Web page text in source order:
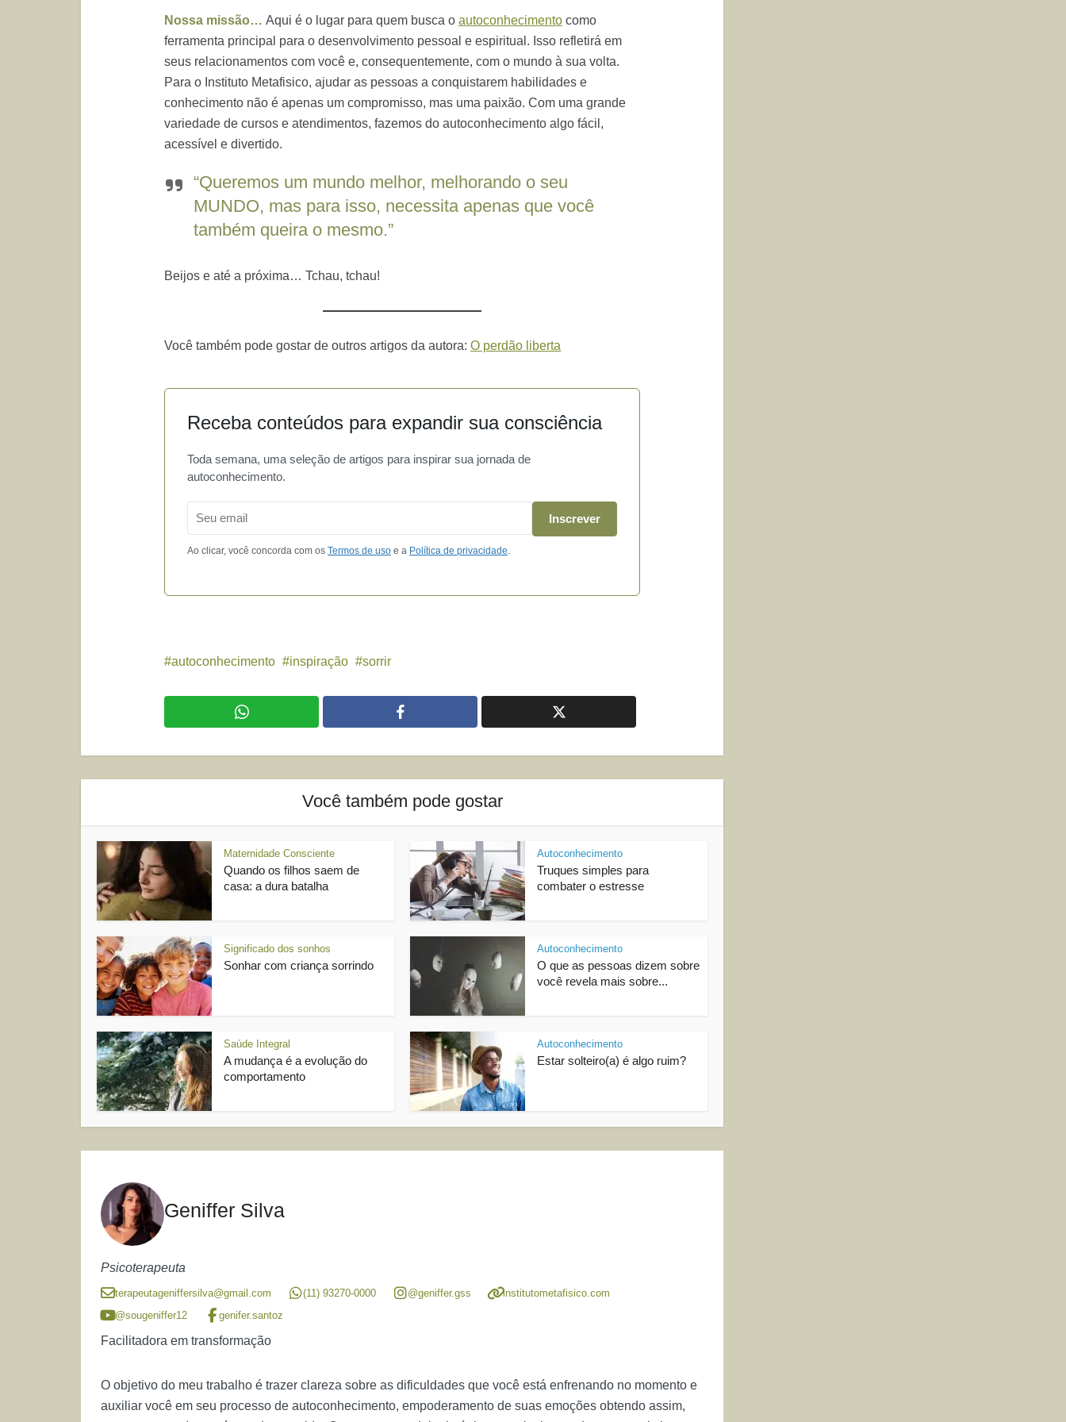
Nossa missão… Aqui é o lugar para quem busca o autoconhecimento como
ferramenta principal para o desenvolvimento pessoal e espiritual. Isso refletirá em
seus relacionamentos com você e, consequentemente, com o mundo à sua volta.
Para o Instituto Metafisico, ajudar as pessoas a conquistarem habilidades e
conhecimento não é apenas um compromisso, mas uma paixão. Com uma grande
variedade de cursos e atendimentos, fazemos do autoconhecimento algo fácil,
acessível e divertido.
“Queremos um mundo melhor, melhorando o seu
MUNDO, mas para isso, necessita apenas que você
também queira o mesmo.”
Beijos e até a próxima… Tchau, tchau!
Você também pode gostar de outros artigos da autora: O perdão liberta
Receba conteúdos para expandir sua consciência
Toda semana, uma seleção de artigos para inspirar sua jornada de
autoconhecimento.
Email
Inscrever
Ao clicar, você concorda com os Termos de uso e a Política de privacidade
autoconhecimento inspiração sorrir
Você também pode gostar
Maternidade Consciente
Quando os filhos saem de
casa: a dura batalha
Autoconhecimento
Truques simples para
combater o estresse
Significado dos sonhos
Sonhar com criança sorrindo
Autoconhecimento
O que as pessoas dizem sobre
você revela mais sobre...
Saúde Integral
A mudança é a evolução do
comportamento
Autoconhecimento
Estar solteiro(a) é algo ruim?
Geniffer Silva
Psicoterapeuta
terapeutageniffersilva@gmail.com (11) 93270-0000 @geniffer.gss
institutometafisico.com
@sougeniffer12
genifer.santoz
Facilitadora em transformação
O objetivo do meu trabalho é trazer clareza sobre as dificuldades que você está enfrenando no momento e
auxiliar você em seu processo de autoconhecimento, empoderamento de suas emoções obtendo assim,